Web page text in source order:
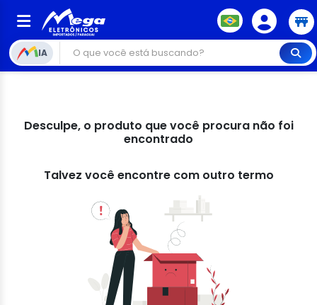
IA
Desculpe, o produto que você procura não foi
encontrado
Talvez você encontre com outro termo